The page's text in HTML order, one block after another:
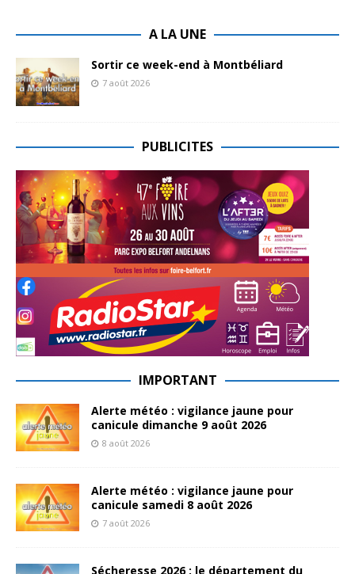
A LA UNE
Sortir ce week-end à Montbéliard
7 août 2026
PUBLICITES
IMPORTANT
Alerte météo : vigilance jaune pour
canicule dimanche 9 août 2026
8 août 2026
Alerte météo : vigilance jaune pour
canicule samedi 8 août 2026
7 août 2026
Sécheresse 2026 : le département du